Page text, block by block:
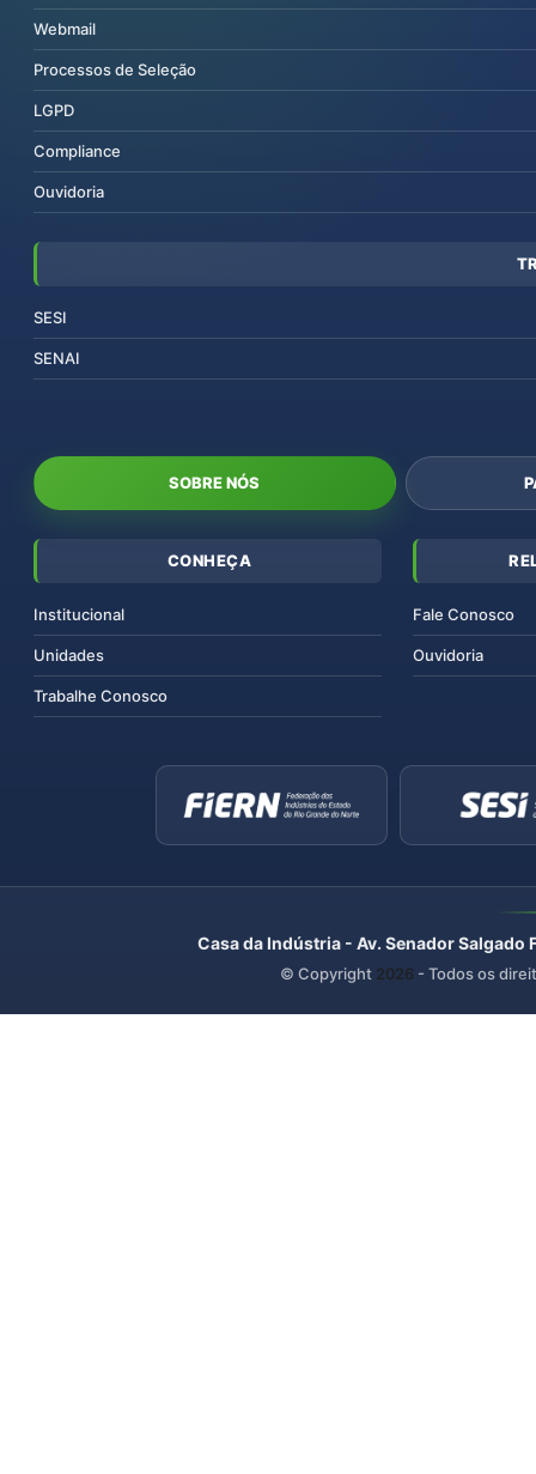
Webmail
Processos de Seleção
LGPD
Compliance
Ouvidoria
SESI
SENAI
SOBRE NÓS
CONHEÇA
Institucional
Unidades
Trabalhe Conosco
Fale Conosco
Ouvidoria
Casa da Indústria - Av. Senador
© Copyright 2026 - Todos os